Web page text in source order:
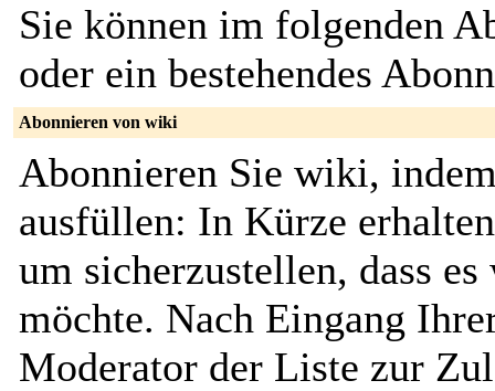
Sie können im folgenden
oder ein bestehendes
Abonnieren von wiki
Abonnieren Sie wiki,
ausfüllen: In Kürze
um sicherzustellen, dass
möchte. Nach Eingang
Moderator der Liste zur